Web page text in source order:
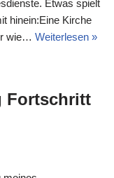
Etwas spielt
hinein:Eine Kirche
wie… Weiterlesen »
Fortschritt